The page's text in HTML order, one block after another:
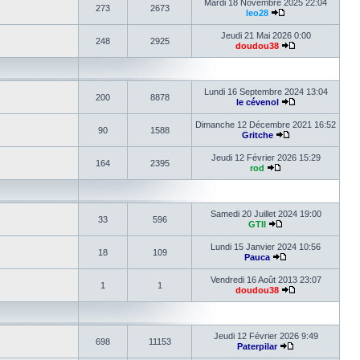
273 2673
Mardi 18 Novembre 2025 22:04
leo28
248 2925
Jeudi 21 Mai 2026 0:00
doudou38
200 8878
Lundi 16 Septembre 2024 13:04
le cévenol
90 1588
Dimanche 12 Décembre 2021 16:52
Gritche
164 2395
Jeudi 12 Février 2026 15:29
rod
33 596
Samedi 20 Juillet 2024 19:00
GTII
18 109
Lundi 15 Janvier 2024 10:56
Pauca
1 1
Vendredi 16 Août 2013 23:07
doudou38
698 11153
Jeudi 12 Février 2026 9:49
Paterpilar